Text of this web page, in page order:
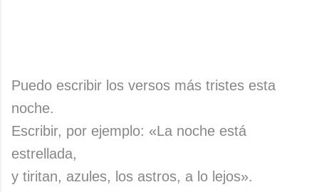
Puedo escribir los versos más tristes esta
noche.
Escribir, por ejemplo: «La noche está
estrellada,
y tiritan, azules, los astros, a lo lejos».